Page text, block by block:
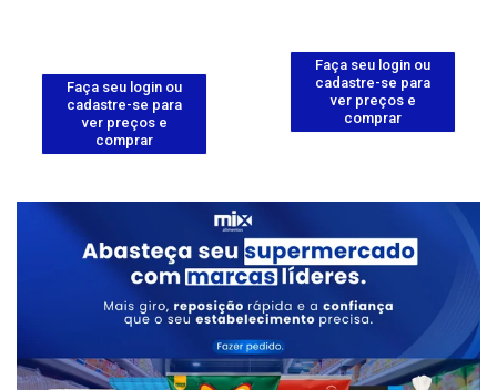
Faça seu login ou
cadastre-se para
ver preços e
comprar
Faça seu login ou
cadastre-se para
ver preços e
comprar